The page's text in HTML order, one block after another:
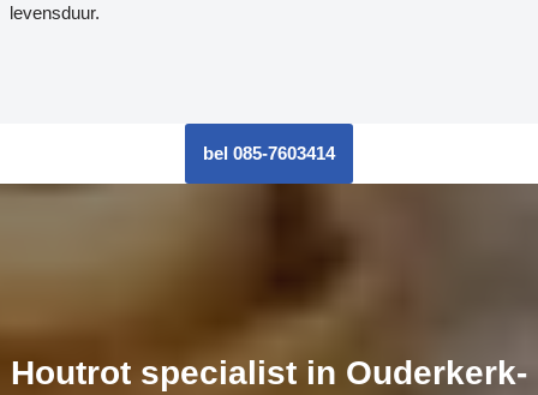
levensduur.
bel 085-7603414
Houtrot specialist in Ouderkerk-